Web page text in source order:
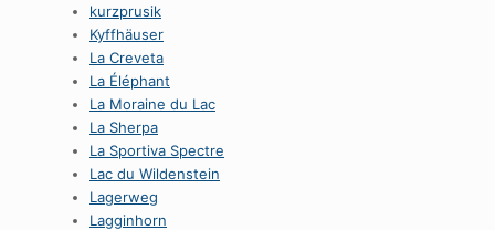
kurzprusik
Kyffhäuser
La Creveta
La Éléphant
La Moraine du Lac
La Sherpa
La Sportiva Spectre
Lac du Wildenstein
Lagerweg
Lagginhorn